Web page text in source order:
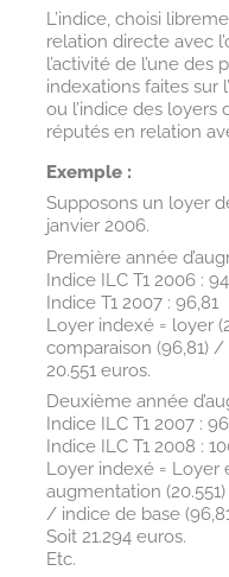
L’indice, choisi
relation directe avec
l’activité de l’une des
indexations faites sur
ou l’indice des loyers
réputés en relation
Exemple :
Supposons un loyer
janvier 2006.
Première année
Indice ILC T1 2006 :
Indice T1 2007 : 96,81
Loyer indexé = loyer
comparaison (96,81) /
20.551 euros.
Deuxième année
Indice ILC T1 2007 :
Indice ILC T1 2008 :
Loyer indexé = Loyer
augmentation
/ indice de base
Soit 21.294 euros.
Etc.